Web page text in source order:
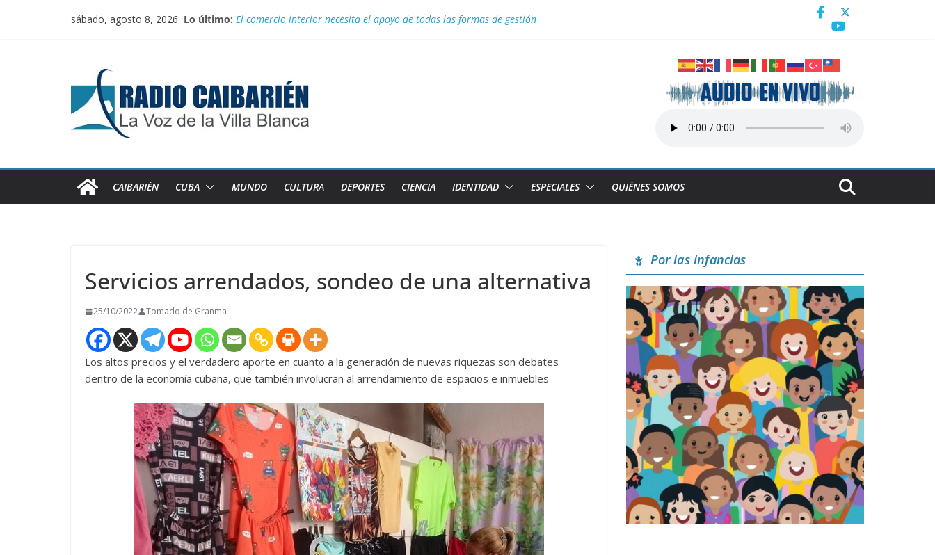
sábado, agosto 8, 2026 Lo último: El comercio interior necesita el apoyo de todas las formas de gestión
Medalla de plata para Nélido Manso en la clase snipe de vela en los Juegos Centroamericanos y del Caribe Santo Domingo 2026
CAIBARIÉN CUBA MUNDO CULTURA DEPORTES CIENCIA IDENTIDAD ESPECIALES QUIÉNES SOMOS
Servicios arrendados, sondeo de una alternativa
25/10/2022 Tomado de Granma
Los altos precios y el verdadero aporte en cuanto a la generación de nuevas riquezas son debates
dentro de la economía cubana, que también involucran al arrendamiento de espacios e inmuebles
Por las infancias